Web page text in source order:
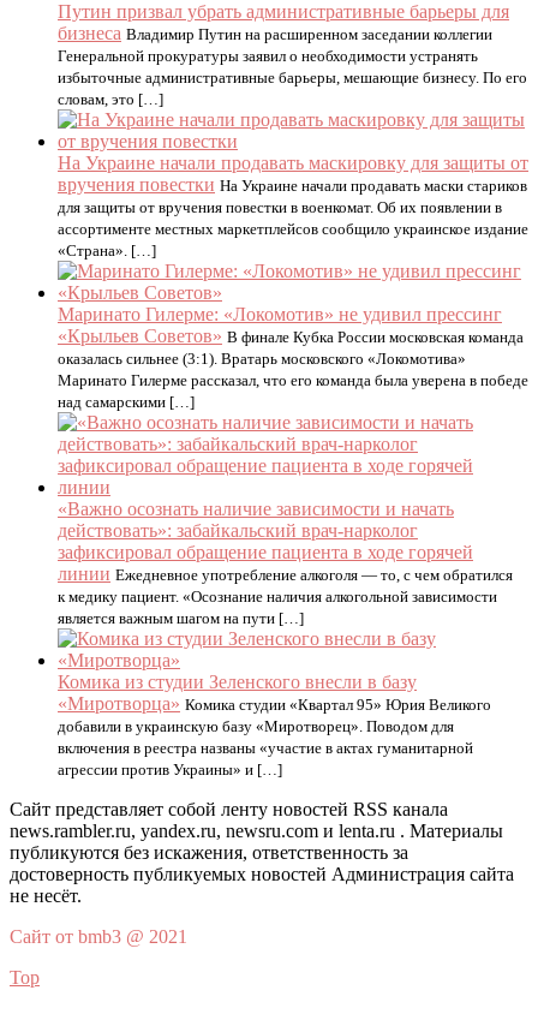
Путин призвал убрать административные барьеры для
бизнеса Владимир Путин на расширенном заседании коллегии
Генеральной прокуратуры заявил о необходимости устранять
избыточные административные барьеры, мешающие бизнесу. По его
словам, это […]
На Украине начали продавать маскировку для защиты от
вручения повестки На Украине начали продавать маски стариков
для защиты от вручения повестки в военкомат. Об их появлении в
ассортименте местных маркетплейсов сообщило украинское издание
«Страна». […]
Маринато Гилерме: «Локомотив» не удивил прессинг
«Крыльев Советов» В финале Кубка России московская команда
оказалась сильнее (3:1). Вратарь московского «Локомотива»
Маринато Гилерме рассказал, что его команда была уверена в победе
над самарскими […]
«Важно осознать наличие зависимости и начать
действовать»: забайкальский врач-нарколог
зафиксировал обращение пациента в ходе горячей
линии Ежедневное употребление алкоголя — то, с чем обратился
к медику пациент. «Осознание наличия алкогольной зависимости
является важным шагом на пути […]
Комика из студии Зеленского внесли в базу
«Миротворца» Комика студии «Квартал 95» Юрия Великого
добавили в украинскую базу «Миротворец». Поводом для
включения в реестра названы «участие в актах гуманитарной
агрессии против Украины» и […]
Сайт представляет собой ленту новостей RSS канала
news.rambler.ru, yandex.ru, newsru.com и lenta.ru . Материалы
публикуются без искажения, ответственность за
достоверность публикуемых новостей Администрация сайта
не несёт.
Сайт от bmb3 @ 2021
Top